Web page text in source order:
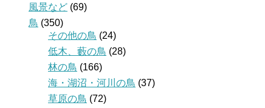
風景など (69)
鳥 (350)
その他の鳥 (24)
低木、藪の鳥 (28)
林の鳥 (166)
海・湖沼・河川の鳥 (37)
草原の鳥 (72)